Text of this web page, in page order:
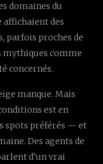
domaines du
affichaient des
parfois proches de
mythiques comme
concernés.
manque. Mais
est en
spots préférés — et
Des agents de
d’un vrai